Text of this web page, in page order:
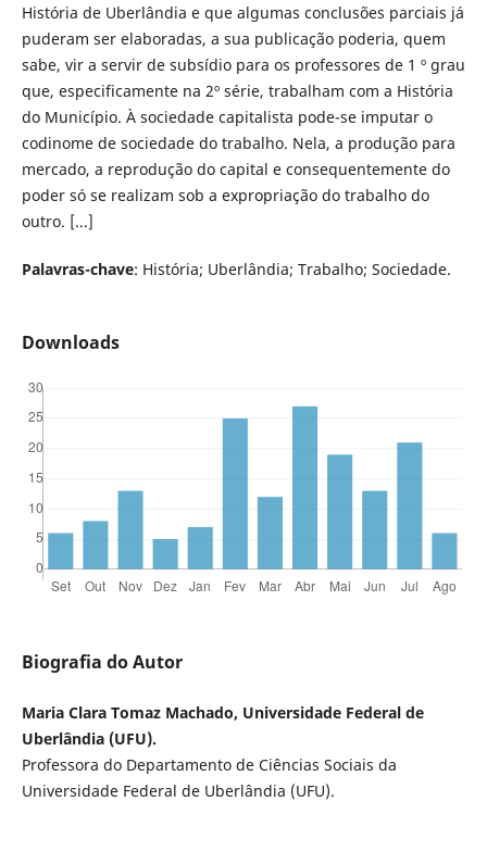
História de Uberlândia e que algumas conclusões parciais já
puderam ser elaboradas, a sua publicação poderia, quem
sabe, vir a servir de subsídio para os professores de 1 º grau
que, especificamente na 2º série, trabalham com a História
do Município. À sociedade capitalista pode-se imputar o
codinome de sociedade do trabalho. Nela, a produção para
mercado, a reprodução do capital e consequentemente do
poder só se realizam sob a expropriação do trabalho do
outro. [...]
Palavras-chave: História; Uberlândia; Trabalho; Sociedade.
Downloads
Biografia do Autor
Maria Clara Tomaz Machado, Universidade Federal de
Uberlândia (UFU).
Professora do Departamento de Ciências Sociais da
Universidade Federal de Uberlândia (UFU).